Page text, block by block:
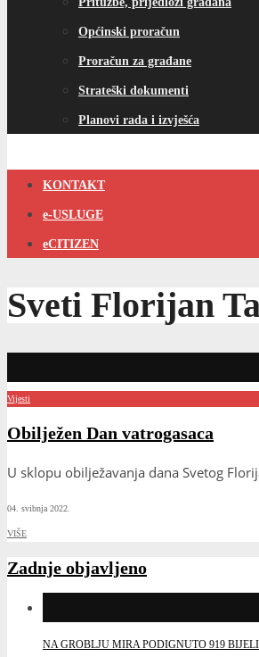
Općinski proračun
Proračun za građane
Strateški dokumenti
Planovi rada i izvješća
KONTAKT
e-USLUGE
eCITIZEN
Sveti Florijan
Vijesti
Obilježen Dan vatrogasaca
U sklopu obilježavanja dana Svetog
04. svibnja 2022.
VIŠE
Zadnje objavljeno
NA GROBLJU MIRA PODIGNUTO 919